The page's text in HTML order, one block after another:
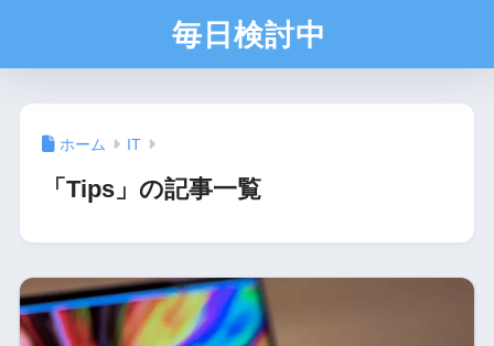
毎日検討中
ホーム IT
「Tips」の記事一覧